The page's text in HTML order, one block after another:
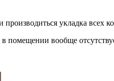
укладка всех
вообще